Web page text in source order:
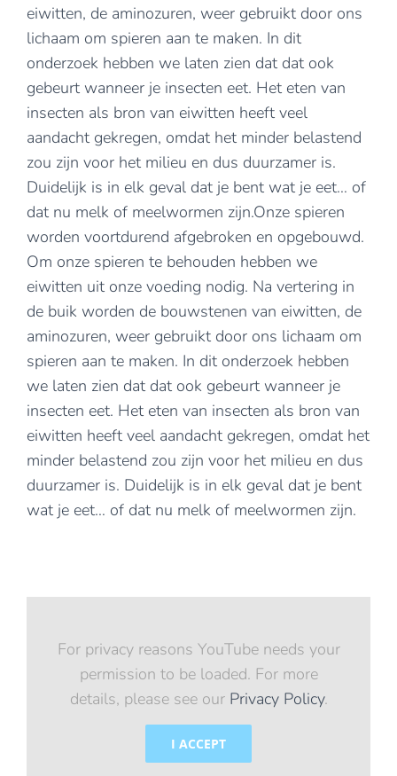
eiwitten, de aminozuren, weer gebruikt door ons
lichaam om spieren aan te maken. In dit
onderzoek hebben we laten zien dat dat ook
gebeurt wanneer je insecten eet. Het eten van
insecten als bron van eiwitten heeft veel
aandacht gekregen, omdat het minder belastend
zou zijn voor het milieu en dus duurzamer is.
Duidelijk is in elk geval dat je bent wat je eet… of
dat nu melk of meelwormen zijn.Onze spieren
worden voortdurend afgebroken en opgebouwd.
Om onze spieren te behouden hebben we
eiwitten uit onze voeding nodig. Na vertering in
de buik worden de bouwstenen van eiwitten, de
aminozuren, weer gebruikt door ons lichaam om
spieren aan te maken. In dit onderzoek hebben
we laten zien dat dat ook gebeurt wanneer je
insecten eet. Het eten van insecten als bron van
eiwitten heeft veel aandacht gekregen, omdat het
minder belastend zou zijn voor het milieu en dus
duurzamer is. Duidelijk is in elk geval dat je bent
wat je eet… of dat nu melk of meelwormen zijn.
For privacy reasons YouTube needs your
permission to be loaded. For more
details, please see our Privacy Policy.
I ACCEPT